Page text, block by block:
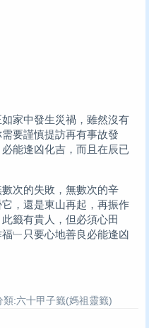
家中發生災禍，雖然沒有
要謹慎提訪再有事故發
能逢凶化吉，而且在辰已
次的失敗，無數次的辛
，還是東山再起，再振作
籤有貴人，但必須心田
﹂只要心地善良必能逢凶
:六十甲子籤(媽祖靈籤)